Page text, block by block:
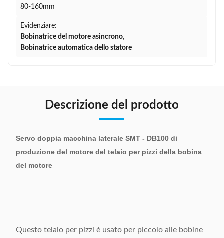
80-160mm
Evidenziare:
Bobinatrice del motore asincrono,
Bobinatrice automatica dello statore
Descrizione del prodotto
Servo doppia macchina laterale SMT - DB100 di
produzione del motore del telaio per pizzi della bobina
del motore
Questo telaio per pizzi è usato per piccolo alle bobine